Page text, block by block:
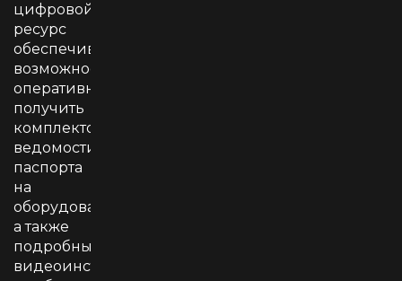
цифровой
ресурс
обеспечивает
возможность
оперативно
получить
комплектовочные
ведомости,
паспорта
на
оборудование,
а также
подробные
видеоинструкции